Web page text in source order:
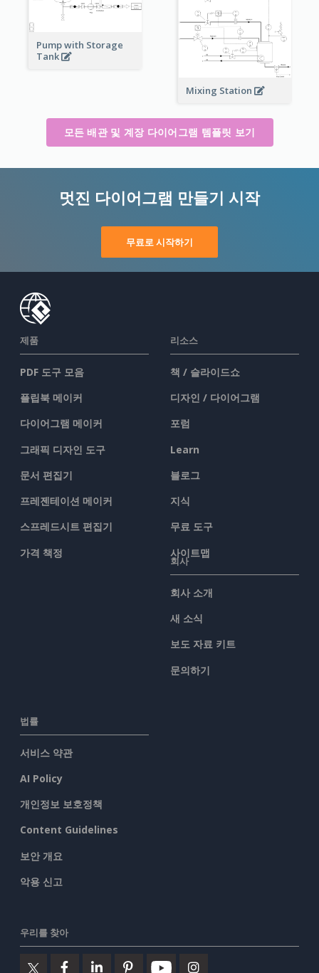
Pump with Storage
Tank
Mixing Station
모든 배관 및 계장 다이어그램 템플릿 보기
멋진 다이어그램 만들기 시작
무료로 시작하기
제품
PDF 도구 모음
플립북 메이커
다이어그램 메이커
그래픽 디자인 도구
문서 편집기
프레젠테이션 메이커
스프레드시트 편집기
가격 책정
리소스
책 / 슬라이드쇼
디자인 / 다이어그램
포럼
Learn
블로그
지식
무료 도구
사이트맵
회사
회사 소개
새 소식
보도 자료 키트
문의하기
법률
서비스 약관
AI Policy
개인정보 보호정책
Content Guidelines
보안 개요
악용 신고
우리를 찾아